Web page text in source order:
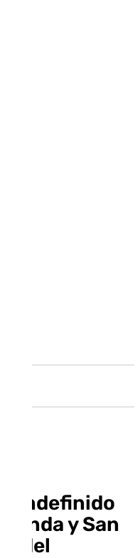
indefinido
y San
del